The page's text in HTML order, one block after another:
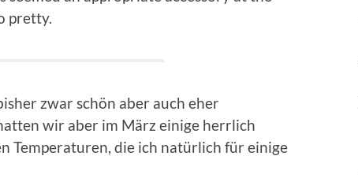
pretty.
zwar schön aber auch eher
wir aber im März einige herrlich
Temperaturen, die ich natürlich für einige